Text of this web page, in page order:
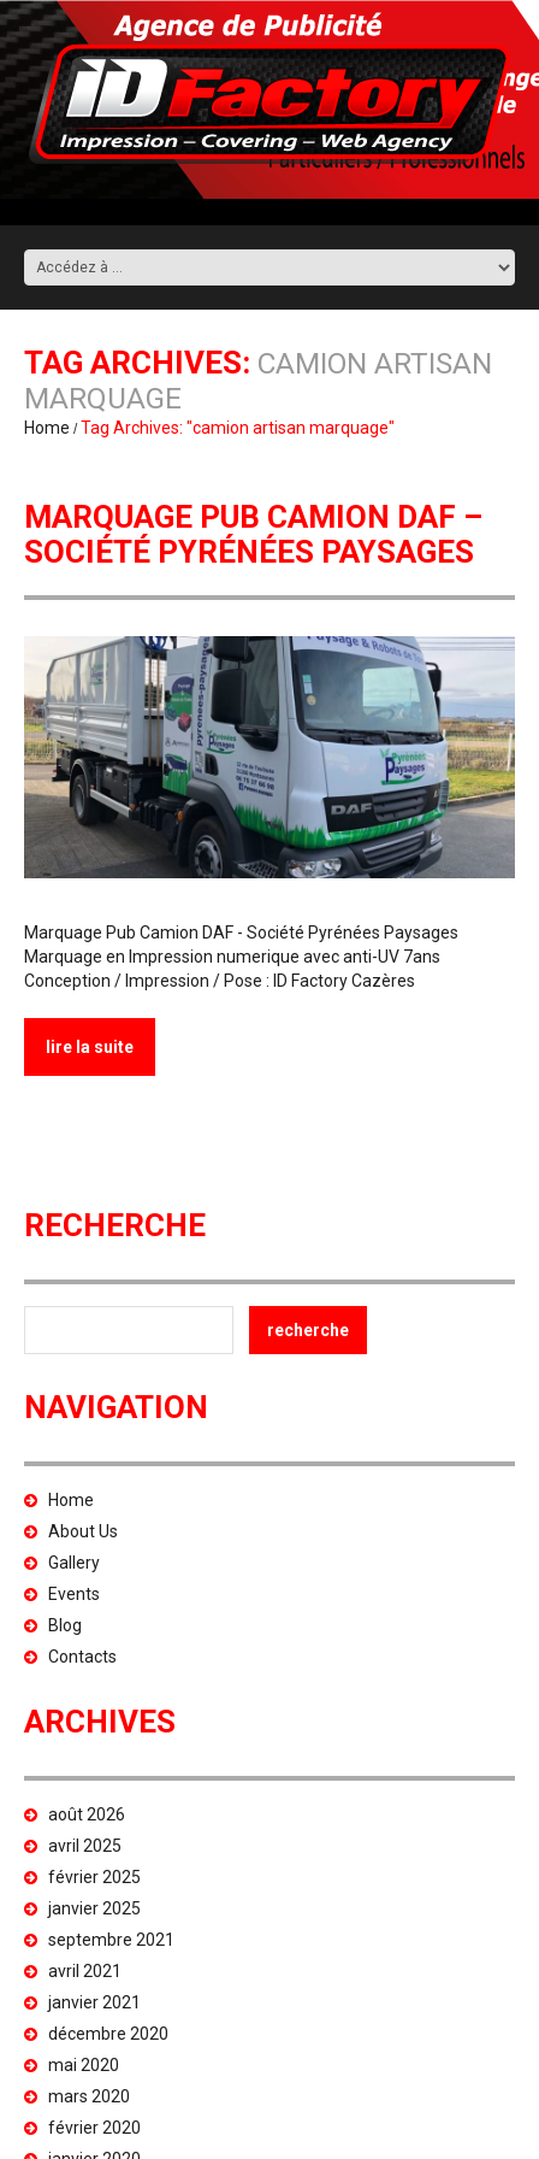
TAG ARCHIVES: CAMION ARTISAN
MARQUAGE
Home Tag Archives: "camion artisan marquage"
MARQUAGE PUB CAMION DAF –
SOCIÉTÉ PYRÉNÉES PAYSAGES
Marquage Pub Camion DAF - Société Pyrénées Paysages
Marquage en Impression numerique avec anti-UV 7ans
Conception / Impression / Pose : ID Factory Cazères
lire la suite
RECHERCHE
NAVIGATION
Home
About Us
Gallery
Events
Blog
Contacts
ARCHIVES
août 2026
avril 2025
février 2025
janvier 2025
septembre 2021
avril 2021
janvier 2021
décembre 2020
mai 2020
mars 2020
février 2020